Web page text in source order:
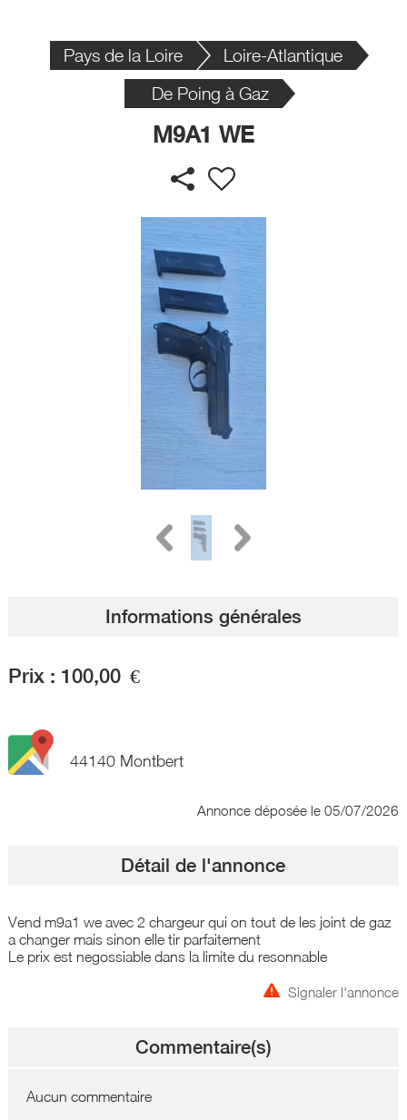
Pays de la Loire
Loire-Atlantique
De Poing à Gaz
M9A1 WE
Informations générales
Prix : 100,00 €
44140 Montbert
Annonce déposée le 05/07/2026
Détail de l'annonce
Vend m9a1 we avec 2 chargeur qui on tout de les joint de gaz
a changer mais sinon elle tir parfaitement
Le prix est negossiable dans la limite du resonnable
Signaler l'annonce
Commentaire(s)
Aucun commentaire